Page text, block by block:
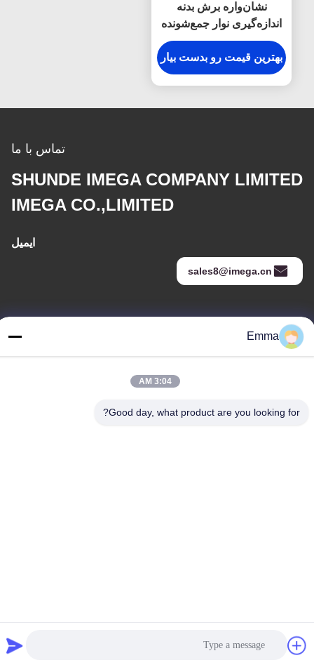
نشان‌واره برش بدنه
اندازه‌گیری نوار جمع‌شونده
15 میلی‌متری مرمر بافت
بهترین قیمت رو بدست بیار
تماس با ما
SHUNDE IMEGA COMPANY LIMITED
IMEGA CO.,LIMITED
ایمیل
sales8@imega.cn
آدرس
Ronggui، Shunde، Foshan، Guangdong، چین
تلفن
Emma
3:04 AM
Good day, what product are you looking for?